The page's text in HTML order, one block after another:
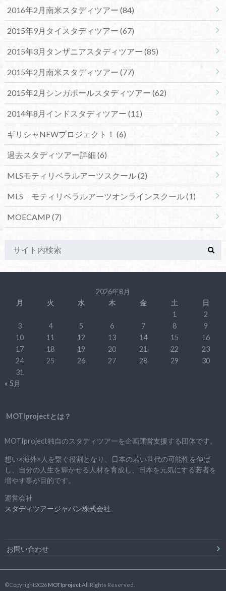
2016年2月南米スタディツアー (84)
2015年9月タイスタディツアー (67)
2015年3月タンザニアスタディツアー (85)
2015年2月南米スタディツアー (77)
2015年2月シンガポールスタディツアー (62)
2014年8月インドスタディツアー (11)
ギリシャNEWプロジェクト！ (6)
過去スタディツアー詳細 (6)
MLSモティリベラルアーツスクール(2)
MLS モティリベラルアーツオンラインスクール(1)
MOECAMP (7)
2026年8月
月
火 水 木 金 土
日
1
2
3
4 5 6 7 8
9
10
11 12 13 14 15
16
17
18 19 20 21 22
23
24
25 26 27 28 29
30
31
« 5月
MOTIprojectとは？
MOTIproject独自のスタディツアーを企画運営支援する団体です。
想い×海外×人を繋ぐ役割となり、日本の若い世代の可能性を伸ば
し、自分の人生を輝かせる人材を育成し、日本を元気にする若者を
増やす事が目的です。
運営会社
スタディツアージャパン株式会社
お問い合わせ
©Copyright2026 MOTIproject.All Rights Reserved.